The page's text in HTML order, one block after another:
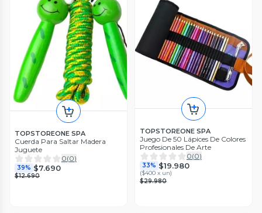
TOPSTOREONE SPA
Cuerda Para Saltar Madera
Juguete
0(0)
39% $7.690
$12.690
TOPSTOREONE SPA
Juego De 50 Lápices De Colores
Profesionales De Arte
0(0)
33% $19.980
($400 x un)
$29.980